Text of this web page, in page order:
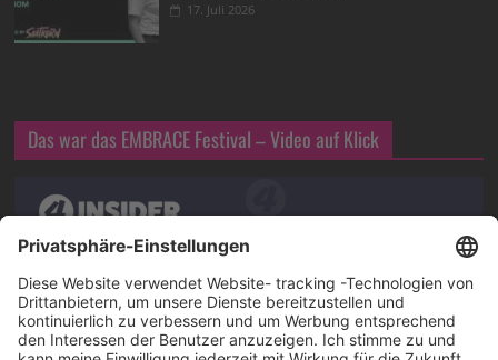
17. Juli 2026
Das war das EMBRACE Festival – Video auf Klick